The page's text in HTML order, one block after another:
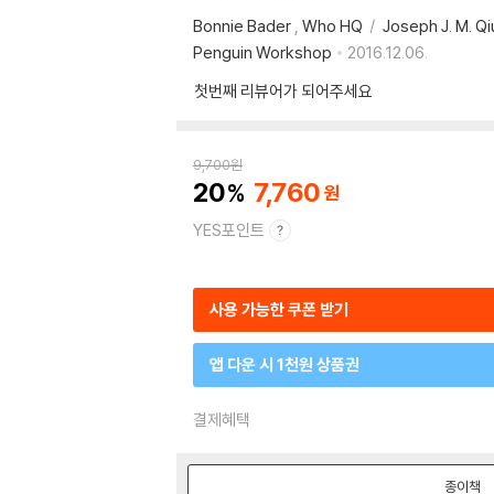
Bonnie Bader , Who HQ Joseph J. M.
Penguin Workshop
2016.12.06.
첫번째 리뷰어가 되어주세요
9,700원
20 7,760
YES포인트
사용 가능한 쿠폰 받기
앱 다운 시 1천원 상품권
결제혜택
종이책